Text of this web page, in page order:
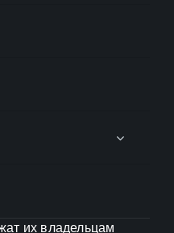
их владельцам